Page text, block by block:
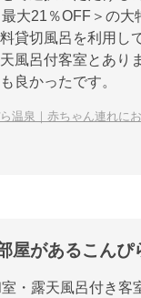
大21％OFF＞の
貸切風呂を利用
風呂付客室とあり
良かったです。
温泉｜赤ちゃん連れに
屋があるこんぴ
・露天風呂付き